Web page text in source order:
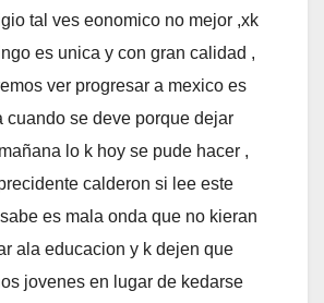
tal ves eonomico no mejor ,xk
es unica y con gran calidad ,
ver progresar a mexico es
cuando se deve porque dejar
lo k hoy se pude hacer ,
calderon si lee este
es mala onda que no kieran
ala educacion y k dejen que
jovenes en lugar de kedarse